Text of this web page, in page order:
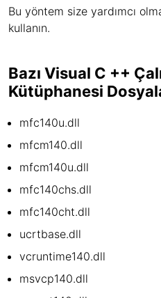
Bu yöntem size yardımcı
kullanın.
Bazı Visual C ++
Kütüphanesi
mfc140u.dll
mfcm140.dll
mfcm140u.dll
mfc140chs.dll
mfc140cht.dll
ucrtbase.dll
vcruntime140.dll
msvcp140.dll